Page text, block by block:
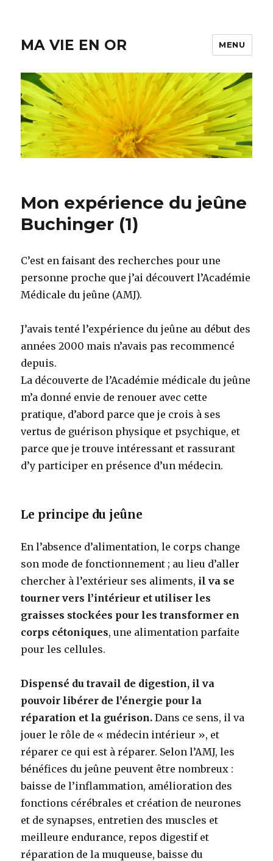
MA VIE EN OR MENU
Mon expérience du jeûne
Buchinger (1)
C’est en faisant des recherches pour une
personne proche que j’ai découvert l’Académie
Médicale du jeûne (AMJ).
J’avais tenté l’expérience du jeûne au début des
années 2000 mais n’avais pas recommencé
depuis.
La découverte de l’Académie médicale du jeûne
m’a donné envie de renouer avec cette
pratique, d’abord parce que je crois à ses
vertus de guérison physique et psychique, et
parce que je trouve intéressant et rassurant
d’y participer en présence d’un médecin.
Le principe du jeûne
En l’absence d’alimentation, le corps change
son mode de fonctionnement ; au lieu d’aller
chercher à l’extérieur ses aliments, il va se
tourner vers l’intérieur et utiliser les
graisses stockées pour les transformer en
corps cétoniques, une alimentation parfaite
pour les cellules.
Dispensé du travail de digestion, il va
pouvoir libérer de l’énergie pour la
réparation et la guérison.Dans ce sens, il va
jouer le rôle de « médecin intérieur », et
réparer ce qui est à réparer. Selon l’AMJ, les
bénéfices du jeûne peuvent être nombreux :
baisse de l’inflammation, amélioration des
fonctions cérébrales et création de neurones
et de synapses, entretien des muscles et
meilleure endurance, repos digestif et
réparation de la muqueuse, baisse du